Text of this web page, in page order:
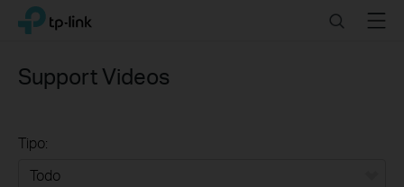
Click
navigation
TP-Link, Reliably Smart SearchMenu
Support Videos
Tipo: